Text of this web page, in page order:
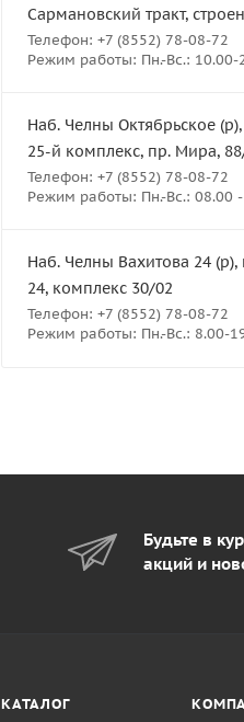
Сармановский тракт,
Телефон: +7 (8552) 78-08-72
Режим работы: Пн.-Вс.: 10.00-
Наб. Челны Октябрьское
25-й комплекс, пр. Мира,
Телефон: +7 (8552) 78-08-72
Режим работы: Пн.-Вс.: 08.00
Наб. Челны Вахитова 24
24, комплекс 30/02
Телефон: +7 (8552) 78-08-72
Режим работы: Пн.-Вс.: 8.00-
Будьте в
акций и
КАТАЛОГ